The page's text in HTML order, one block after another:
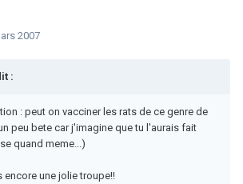
2007
:
: peut on vacciner les rats de ce genre de
peu bete car j'imagine que tu l'aurais fait
quand meme...)
encore une jolie troupe!!